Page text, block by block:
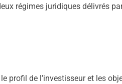
régimes juridiques délivrés
profil de l’investisseur et les